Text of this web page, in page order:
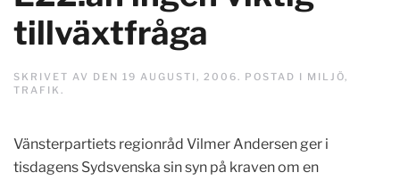
tillväxtfråga
SKRIVET AV DEN 19 AUGUSTI, 2006. POSTAD I MILJÖ,
TRAFIK .
Vänsterpartiets regionråd Vilmer Andersen ger i
tisdagens Sydsvenska sin syn på kraven om en